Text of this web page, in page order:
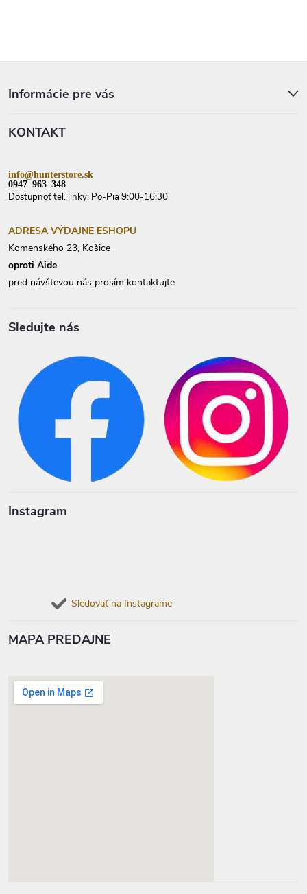
Informácie pre vás
KONTAKT
info@hunterstore.sk
0947 963 348
Dostupnoť tel. linky: Po-Pia 9:00-16:30
ADRESA VÝDAJNE ESHOPU
Komenského 23, Košice
oproti Aide
pred návštevou nás prosím kontaktujte
Sledujte nás
Instagram
Sledovať na Instagrame
MAPA PREDAJNE